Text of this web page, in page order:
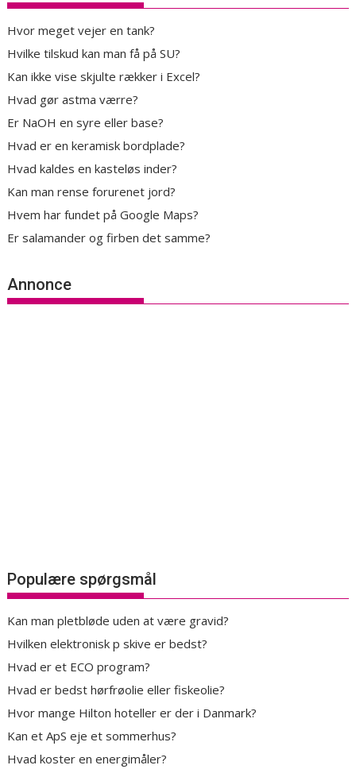
Hvor meget vejer en tank?
Hvilke tilskud kan man få på SU?
Kan ikke vise skjulte rækker i Excel?
Hvad gør astma værre?
Er NaOH en syre eller base?
Hvad er en keramisk bordplade?
Hvad kaldes en kasteløs inder?
Kan man rense forurenet jord?
Hvem har fundet på Google Maps?
Er salamander og firben det samme?
Annonce
Populære spørgsmål
Kan man pletbløde uden at være gravid?
Hvilken elektronisk p skive er bedst?
Hvad er et ECO program?
Hvad er bedst hørfrøolie eller fiskeolie?
Hvor mange Hilton hoteller er der i Danmark?
Kan et ApS eje et sommerhus?
Hvad koster en energimåler?